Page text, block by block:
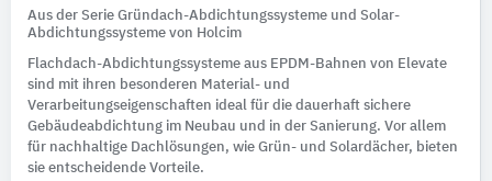
Aus der Serie Gründach-Abdichtungssysteme und Solar-
Abdichtungssysteme von Holcim
Flachdach-Abdichtungssysteme aus EPDM-Bahnen von Elevate
sind mit ihren besonderen Material- und
Verarbeitungseigenschaften ideal für die dauerhaft sichere
Gebäudeabdichtung im Neubau und in der Sanierung. Vor allem
für nachhaltige Dachlösungen, wie Grün- und Solardächer, bieten
sie entscheidende Vorteile.